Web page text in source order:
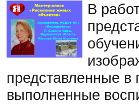
В
представленные в
выполненные